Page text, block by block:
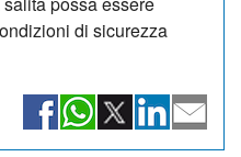
di sicurezza